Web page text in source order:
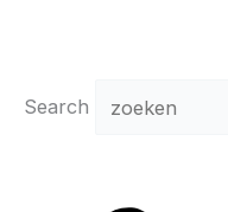
Search